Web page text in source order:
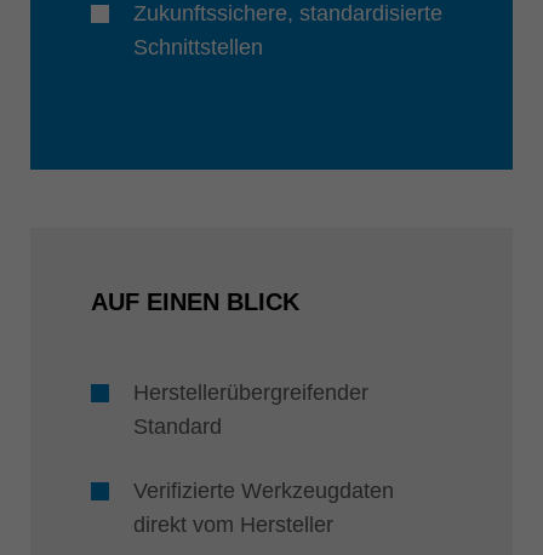
Zukunftssichere, standardisierte
Schnittstellen
AUF EINEN BLICK
Herstellerübergreifender
Standard
Verifizierte Werkzeugdaten
direkt vom Hersteller